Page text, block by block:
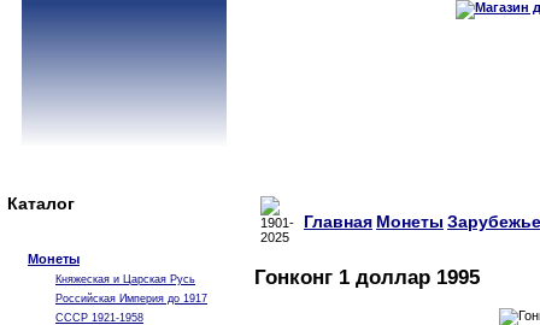
Каталог
Монеты
Княжеская и Царская Русь
Российская Империя до 1917
СССР 1921-1958
Главная Монеты Зарубежье
Гонконг 1 доллар 1995